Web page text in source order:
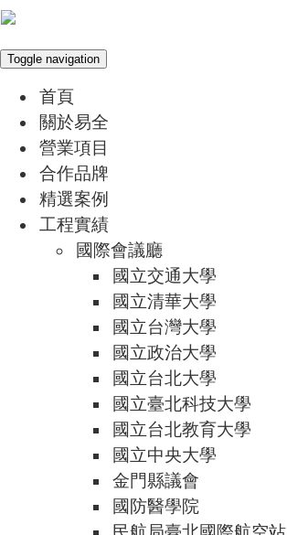
Toggle navigation
首頁
關於易全
營業項目
合作品牌
精選案例
工程實績
國際會議廳
國立交通大學
國立清華大學
國立台灣大學
國立政治大學
國立台北大學
國立臺北科技大學
國立台北教育大學
國立中央大學
金門縣議會
國防醫學院